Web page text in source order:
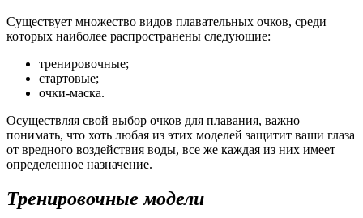
Существует множество видов плавательных очков, среди
которых наиболее распространены следующие:
тренировочные;
стартовые;
очки-маска.
Осуществляя свой выбор очков для плавания, важно
понимать, что хоть любая из этих моделей защитит ваши глаза
от вредного воздействия воды, все же каждая из них имеет
определенное назначение.
Тренировочные модели